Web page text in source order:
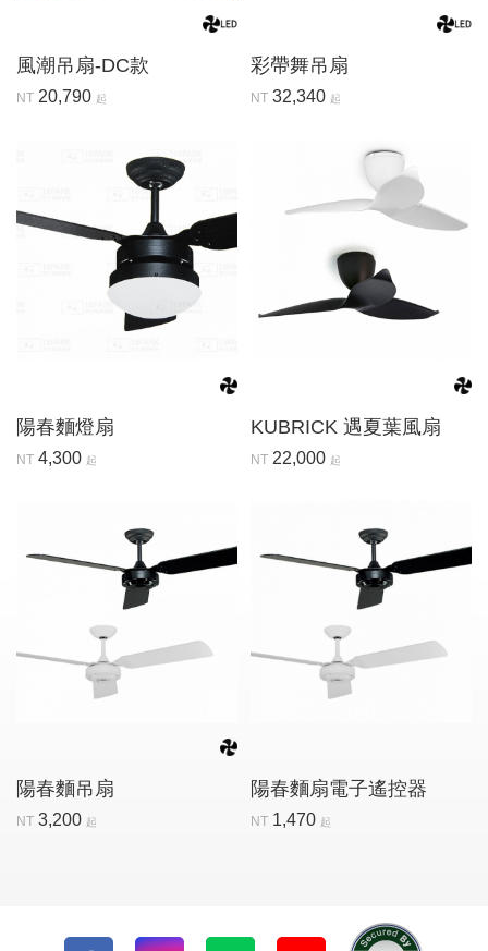
風潮吊扇-DC款
NT 20,790 起
彩帶舞吊扇
NT 32,340 起
陽春麵燈扇
NT 4,300 起
KUBRICK 遇夏葉風扇
NT 22,000 起
陽春麵吊扇
NT 3,200 起
陽春麵扇電子遙控器
NT 1,470 起